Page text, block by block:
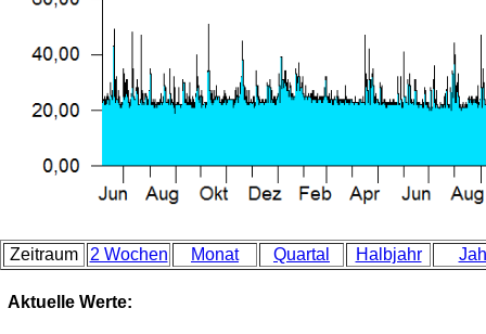
Zeitraum 2 Wochen Monat Quartal Halbjahr
Aktuelle Werte: